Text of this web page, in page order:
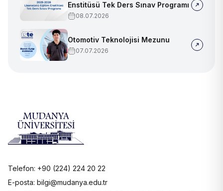
Enstitüsü Tek Ders Sınav Programı
08.07.2026
Otomotiv Teknolojisi Mezunu
07.07.2026
Telefon: +90 (224) 224 20 22
E-posta: bilgi@mudanya.edu.tr